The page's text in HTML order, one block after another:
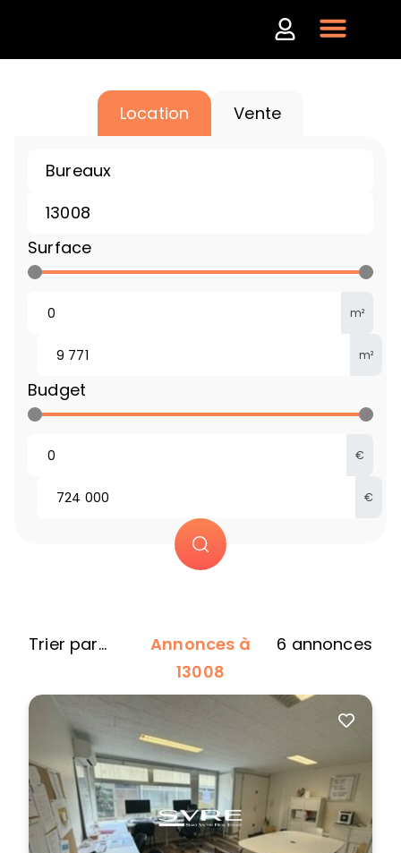
Location Vente
Surface
m²
m²
Budget
€
€
Annonces à
13008
6 annonces